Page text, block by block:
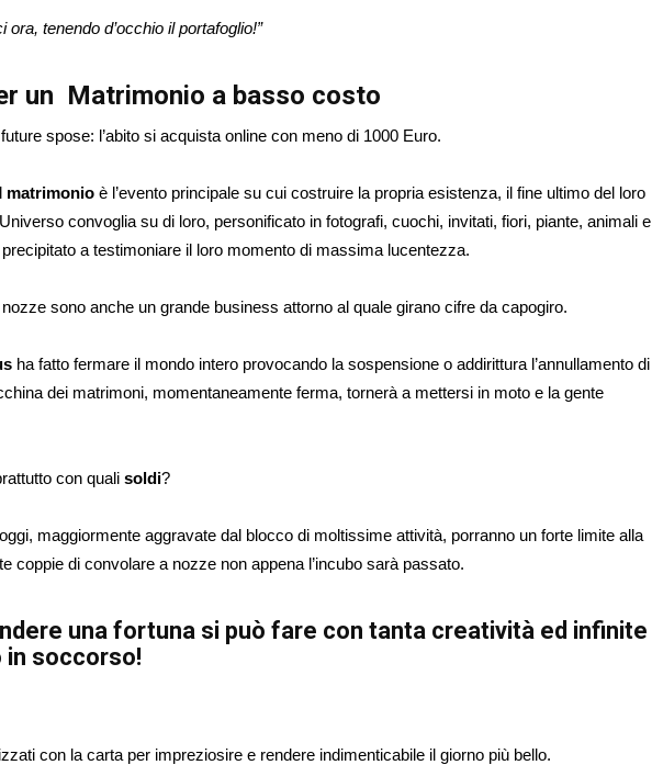
tenendo d’occhio il portafoglio!”
un Matrimonio a basso costo
spose: l’abito si acquista online con meno di 1000 Euro.
matrimonio è l’evento principale su cui costruire la propria esistenza, il fine ultimo del loro
convoglia su di loro, personificato in fotografi, cuochi, invitati, fiori, piante, animali e
a testimoniare il loro momento di massima lucentezza.
sono anche un grande business attorno al quale girano cifre da capogiro.
ha fatto fermare il mondo intero provocando la sospensione o addirittura l’annullamento di
dei matrimoni, momentaneamente ferma, tornerà a mettersi in moto e la gente
con quali soldi?
maggiormente aggravate dal blocco di moltissime attività, porranno un forte limite alla
coppie di convolare a nozze non appena l’incubo sarà passato.
una fortuna si può fare con tanta creatività ed infinite
in soccorso!
con la carta per impreziosire e rendere indimenticabile il giorno più bello.